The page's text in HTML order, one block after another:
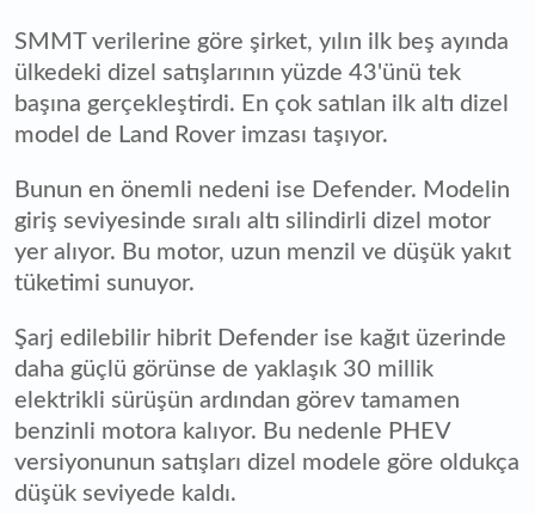
SMMT verilerine göre şirket, yılın ilk beş ayında
ülkedeki dizel satışlarının yüzde 43'ünü tek
başına gerçekleştirdi. En çok satılan ilk altı dizel
model de Land Rover imzası taşıyor.
Bunun en önemli nedeni ise Defender. Modelin
giriş seviyesinde sıralı altı silindirli dizel motor
yer alıyor. Bu motor, uzun menzil ve düşük yakıt
tüketimi sunuyor.
Şarj edilebilir hibrit Defender ise kağıt üzerinde
daha güçlü görünse de yaklaşık 30 millik
elektrikli sürüşün ardından görev tamamen
benzinli motora kalıyor. Bu nedenle PHEV
versiyonunun satışları dizel modele göre oldukça
düşük seviyede kaldı.